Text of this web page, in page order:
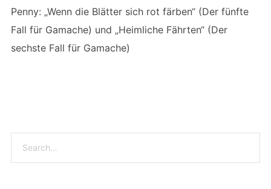
Penny: „Wenn die Blätter sich rot färben“ (Der fünfte
Fall für Gamache) und „Heimliche Fährten“ (Der
sechste Fall für Gamache)